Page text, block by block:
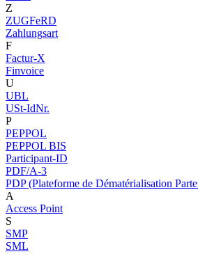
Z
ZUGFeRD
Zahlungsart
F
Factur-X
Finvoice
U
UBL
USt-IdNr.
P
PEPPOL
PEPPOL BIS
Participant-ID
PDF/A-3
PDP (Plateforme de Dématérialisation
A
Access Point
S
SMP
SML